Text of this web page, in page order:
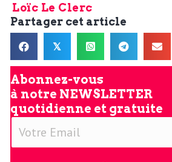
Loïc Le Clerc
Partager cet article
𝕏
Abonnez-vous
à notre NEWSLETTER
quotidienne et gratuite
V